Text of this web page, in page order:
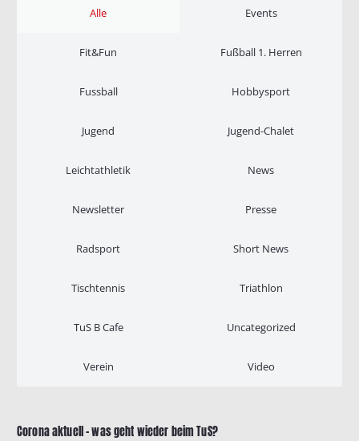
Alle Events
Fit&Fun Fußball 1. Herren
Fussball Hobbysport
Jugend Jugend-Chalet
Leichtathletik News
Newsletter Presse
Radsport Short News
Tischtennis Triathlon
TuS B Cafe Uncategorized
Verein Video
Corona aktuell – was geht wieder beim TuS?